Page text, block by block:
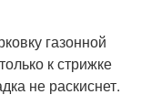
газонной
к стрижке
не раскиснет.